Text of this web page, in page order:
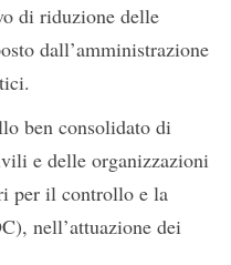
di riduzione delle
dall’amministrazione
ben consolidato di
e delle organizzazioni
per il controllo e la
nell’attuazione dei